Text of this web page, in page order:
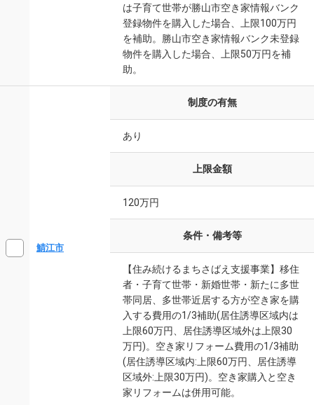
は子育て世帯が勝山市空き家情報バンク
登録物件を購入した場合、上限100万円
を補助。勝山市空き家情報バンク未登録
物件を購入した場合、上限50万円を補
助。
鯖江市
制度の有無
あり
上限金額
120万円
条件・備考等
【住み続けるまちさばえ支援事業】移住
者・子育て世帯・新婚世帯・新たに多世
帯同居、多世帯近居する方が空き家を購
入する費用の1/3補助(居住誘導区域内は
上限60万円、居住誘導区域外は上限30
万円)。空き家リフォーム費用の1/3補助
(居住誘導区域内:上限60万円、居住誘導
区域外:上限30万円)。空き家購入と空き
家リフォームは併用可能。